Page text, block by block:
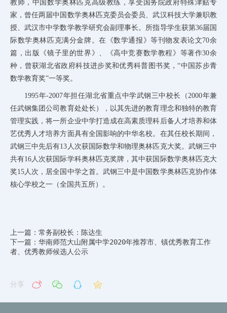
教师，中国数学奥林匹克高级教练，享受国务院政府特殊津贴专
家，曾任两届中国数学奥林匹克委员会委员、武汉科技大学兼职教
授、武汉市中学数学教学研究会副理事长。所指导学生获第36届国
际数学奥林匹克满分金牌。在《数学通报》等刊物发表论文70余
篇，出版《镜子里的世界》、《高中竞赛数学教程》等著作30余
种，曾获湖北省政府科技进步奖和优秀科普图书奖，“中国苏步青
数学教育奖”一等奖。
1995年-2007年担任湖北省重点中学武钢三中校长（2000年兼
任武钢集团公司教育处处长），以其先进的教育理念和独特的教育
管理实践，将一所企业中学打造成在高素质理科后备人才培养和体
艺优秀人才培养方面具有全国影响的中华名校。在其任校长期间，
武钢三中先后有13人次获国际数学和物理奥林匹克大奖。武钢三中
共有16人次获国际学科奥林匹克奖牌，其中获国际数学奥林匹克大
奖15人次，居全国中学之首。武钢三中是中国数学奥林匹克协作体
核心学校之一（全国共五所）。
上一篇：常务副校长：陈达生
下一篇：华南师范大山附属中学2020年推荐市、镇优秀教育工作
者、优秀教师候选人公示
分享